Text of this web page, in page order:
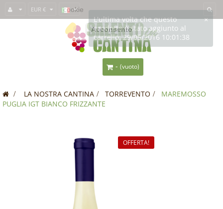
EUR €
- (vuoto)
> LA NOSTRA CANTINA > TORREVENTO >
MAREMOSSO
PUGLIA IGT BIANCO FRIZZANTE
OFFERTA!
Questo sito usa icookie per fornirti un'esperienza migliore. Se usi
SalentoInCantina, acconsenti all'utilizzo dei cookie.
Acconsento